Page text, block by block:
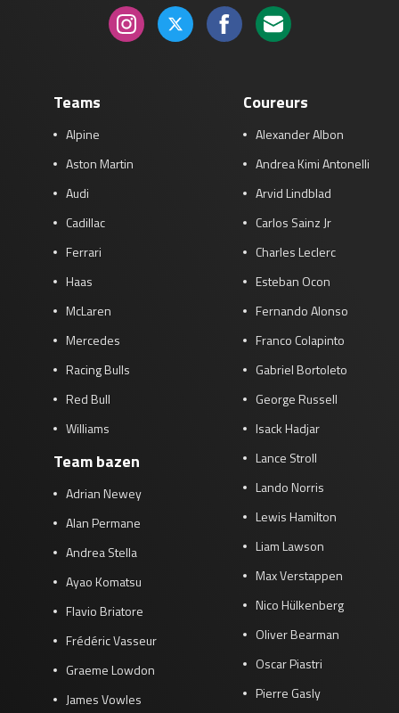
Teams
Alpine
Aston Martin
Audi
Cadillac
Ferrari
Haas
McLaren
Mercedes
Racing Bulls
Red Bull
Williams
Team bazen
Adrian Newey
Alan Permane
Andrea Stella
Ayao Komatsu
Flavio Briatore
Frédéric Vasseur
Graeme Lowdon
James Vowles
Coureurs
Alexander Albon
Andrea Kimi Antonelli
Arvid Lindblad
Carlos Sainz Jr
Charles Leclerc
Esteban Ocon
Fernando Alonso
Franco Colapinto
Gabriel Bortoleto
George Russell
Isack Hadjar
Lance Stroll
Lando Norris
Lewis Hamilton
Liam Lawson
Max Verstappen
Nico Hülkenberg
Oliver Bearman
Oscar Piastri
Pierre Gasly